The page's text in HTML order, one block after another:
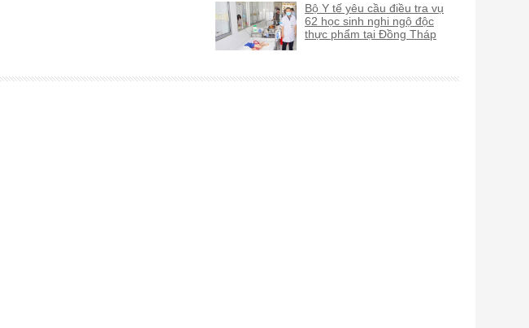
Bộ Y tế yêu cầu điều tra vụ
62 học sinh nghi ngộ độc
thực phẩm tại Đồng Tháp